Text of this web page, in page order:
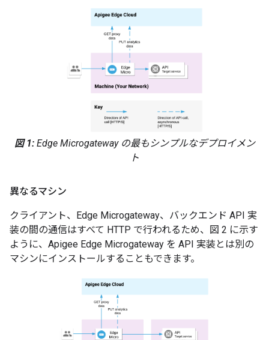
図 1: Edge Microgateway の最もシンプルなデプロイメン
ト
異なるマシン
クライアント、Edge Microgateway、バックエンド API 実
装の間の通信はすべて HTTP で行われるため、図 2 に示す
ように、Apigee Edge Microgateway を API 実装とは別の
マシンにインストールすることもできます。